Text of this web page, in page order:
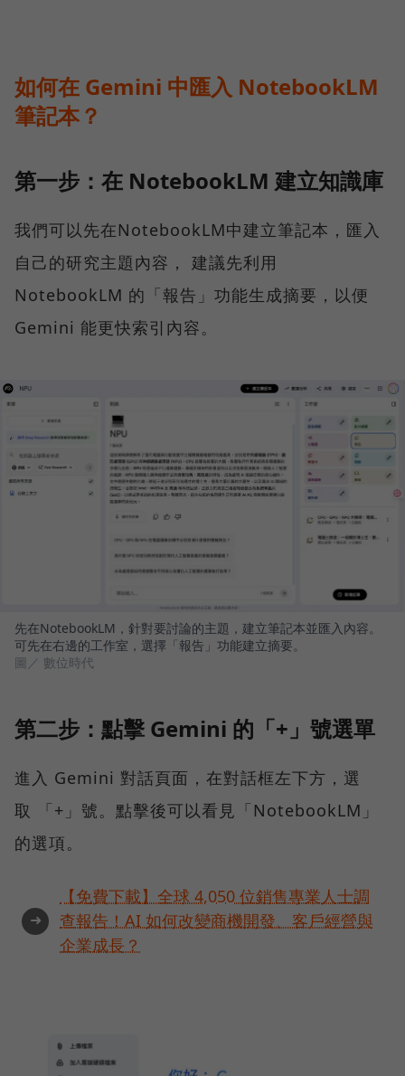
如何在 Gemini 中匯入 NotebookLM
筆記本？
第一步：在 NotebookLM 建立知識庫
我們可以先在NotebookLM中建立筆記本，匯入
自己的研究主題內容， 建議先利用
NotebookLM 的「報告」功能生成摘要，以便
Gemini 能更快索引內容。
先在NotebookLM，針對要討論的主題，建立筆記本並匯入內容。
可先在右邊的工作室，選擇「報告」功能建立摘要。
圖／ 數位時代
第二步：點擊 Gemini 的「+」號選單
進入 Gemini 對話頁面，在對話框左下方，選
取 「+」號。點擊後可以看見「NotebookLM」
的選項。
➜
【免費下載】全球 4,050 位銷售專業人士調
查報告！AI 如何改變商機開發、客戶經營與
企業成長？